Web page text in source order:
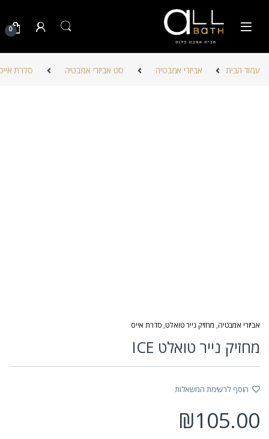
0
עמוד הבית אביזרי אמבטיה סט אביזרי אמבטיה סדרת
אביזרי אמבטיה, מחזיק נייר טואלט, סדרת אייס
מחזיק נייר טואלט ICE
הוסף לרשימת המשאלות
₪105.00